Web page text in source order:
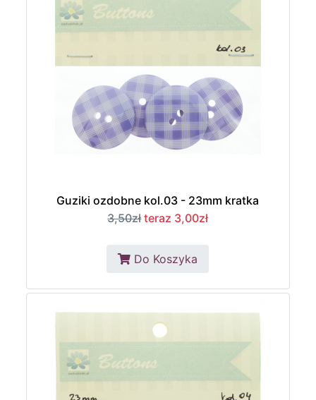
Guziki ozdobne kol.03 - 23mm kratka
3,50zł teraz 3,00zł
Do Koszyka